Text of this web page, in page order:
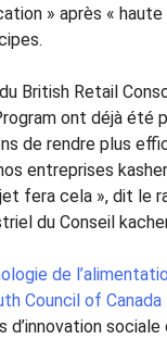
» après «
British Retail
ont déjà été
de rendre plus
entreprises
fera cela », dit le
du Conseil
de
Council of Canada
d’innovation